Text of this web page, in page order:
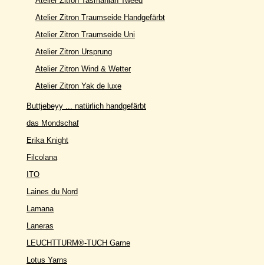
Atelier Zitron Traumseide Handgefärbt
Atelier Zitron Traumseide Uni
Atelier Zitron Ursprung
Atelier Zitron Wind & Wetter
Atelier Zitron Yak de luxe
Buttjebeyy ... natürlich handgefärbt
das Mondschaf
Erika Knight
Filcolana
ITO
Laines du Nord
Lamana
Laneras
LEUCHTTURM®-TUCH Garne
Lotus Yarns